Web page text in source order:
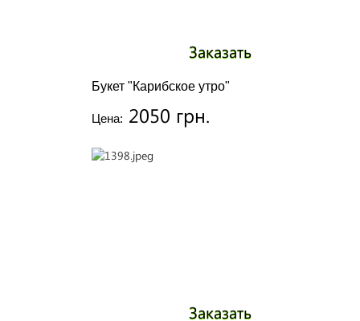
Букет "Карибское утро"
Цена: 2050 грн.
Заказать
Заказать